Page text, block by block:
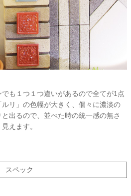
でも１つ１つ違いがあるので全てが1点
ルリ」の色幅が大きく、個々に濃淡の
出るので、並べた時の統一感の無さ
えます。
スペック